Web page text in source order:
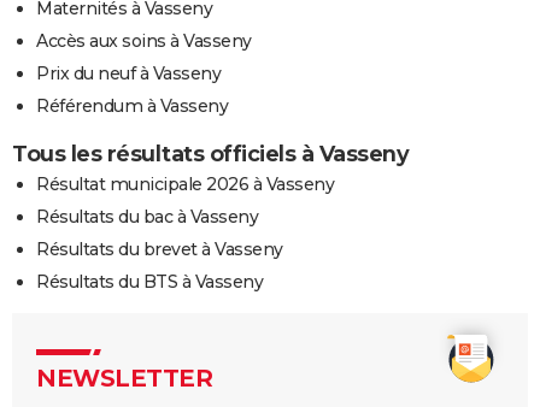
Maternités à Vasseny
Accès aux soins à Vasseny
Prix du neuf à Vasseny
Référendum à Vasseny
Tous les résultats officiels à Vasseny
Résultat municipale 2026 à Vasseny
Résultats du bac à Vasseny
Résultats du brevet à Vasseny
Résultats du BTS à Vasseny
NEWSLETTER